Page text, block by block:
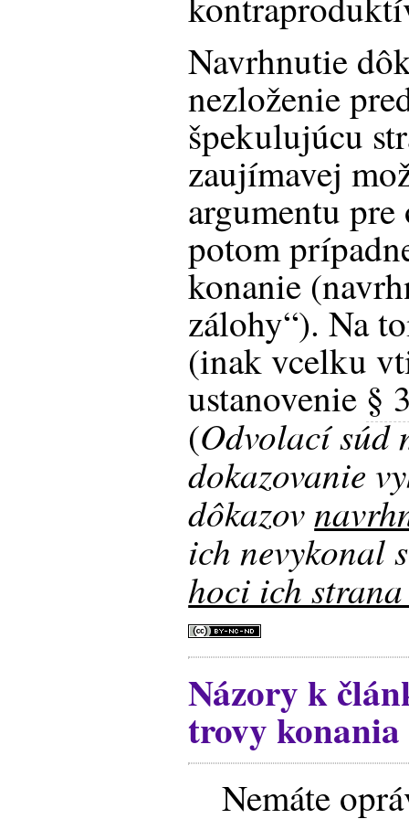
Navrhnutie
nezloženie
špekulujúcu
zaujímavej
argumentu
potom
konanie
zálohy“). Na
(inak vcelku
ustanovenie §
(Odvolací súd
dokazovanie
dôkazov
ich nevykonal
hoci ich
Názory k
trovy konania
Nemáte